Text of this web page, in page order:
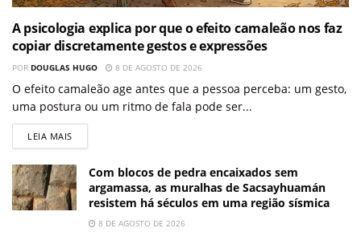
A psicologia explica por que o efeito camaleão nos faz
copiar discretamente gestos e expressões
POR DOUGLAS HUGO 8 DE AGOSTO DE 2026
O efeito camaleão age antes que a pessoa perceba: um gesto,
uma postura ou um ritmo de fala pode ser...
LEIA MAIS
Com blocos de pedra encaixados sem
argamassa, as muralhas de Sacsayhuamán
resistem há séculos em uma região sísmica
8 DE AGOSTO DE 2026